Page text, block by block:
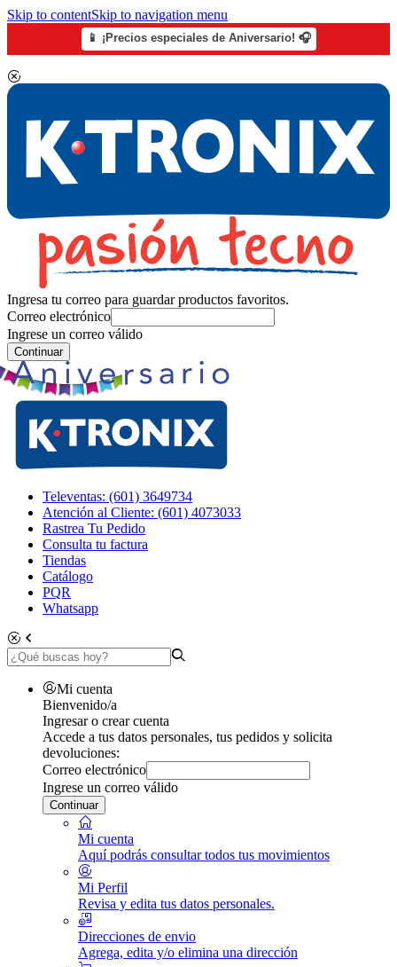
Skip to contentSkip to navigation menu
📱 ¡Precios especiales de Aniversario! 🎧
Ingresa tu correo para guardar productos favoritos.
Correo electrónico
Ingrese un correo válido
Continuar
Televentas: (601) 3649734
Atención al Cliente: (601) 4073033
Rastrea Tu Pedido
Consulta tu factura
Tiendas
Catálogo
PQR
Whatsapp
Mi cuenta
Bienvenido/a
Ingresar o crear cuenta
Accede a tus datos personales, tus pedidos y solicita
devoluciones:
Correo electrónico
Ingrese un correo válido
Continuar
Mi cuenta
Aquí podrás consultar todos tus movimientos
Mi Perfil
Revisa y edita tus datos personales.
Direcciones de envio
Agrega, edita y/o elimina una dirección